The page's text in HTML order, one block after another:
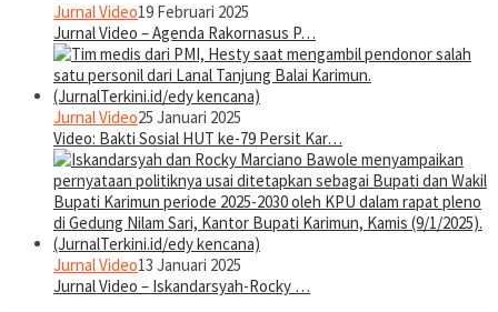
Jurnal Video19 Februari 2025
Jurnal Video – Agenda Rakornasus P…
Jurnal Video25 Januari 2025
Video: Bakti Sosial HUT ke-79 Persit Kar…
Jurnal Video13 Januari 2025
Jurnal Video – Iskandarsyah-Rocky …